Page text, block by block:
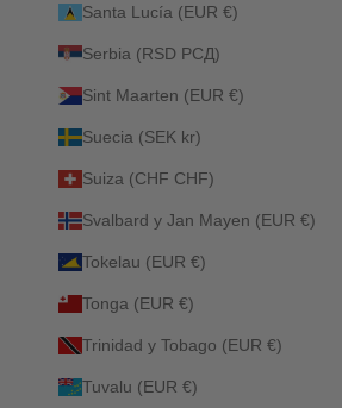
Santa Lucía (EUR €)
Serbia (RSD РСД)
Sint Maarten (EUR €)
Suecia (SEK kr)
Suiza (CHF CHF)
Svalbard y Jan Mayen (EUR €)
Tokelau (EUR €)
Tonga (EUR €)
Trinidad y Tobago (EUR €)
Tuvalu (EUR €)